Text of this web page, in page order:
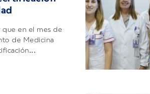
que en el mes de
de Medicina